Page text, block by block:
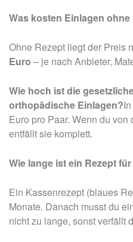
Was kosten Einlagen ohne
Ohne Rezept liegt der Preis
Euro – je nach Anbieter,
Wie hoch ist die
orthopädische Einlagen?
Euro pro Paar. Wenn du
entfällt sie komplett.
Wie lange ist ein Rezept
Ein Kassenrezept (blaues
Monate. Danach musst du
nicht zu lange, sonst verfällt